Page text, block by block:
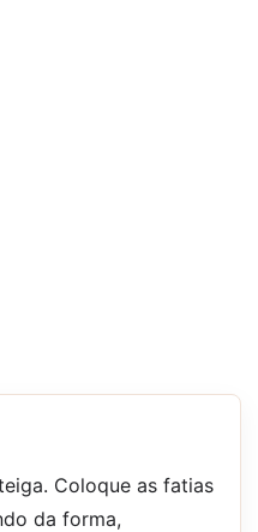
Coloque as fatias
da forma,